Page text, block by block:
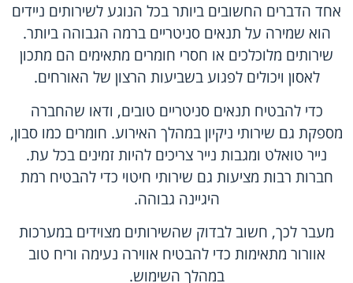
אחד הדברים החשובים ביותר בכל הנוגע לשירותים ניידים
הוא שמירה על תנאים סניטריים ברמה הגבוהה ביותר.
שירותים מלוכלכים או חסרי חומרים מתאימים הם מתכון
לאסון ויכולים לפגוע בשביעות הרצון של האורחים.
כדי להבטיח תנאים סניטריים טובים, ודאו שהחברה
מספקת גם שירותי ניקיון במהלך האירוע. חומרים כמו סבון,
נייר טואלט ומגבות נייר צריכים להיות זמינים בכל עת.
חברות רבות מציעות גם שירותי חיטוי כדי להבטיח רמת
היגיינה גבוהה.
מעבר לכך, חשוב לבדוק שהשירותים מצוידים במערכות
אוורור מתאימות כדי להבטיח אווירה נעימה וריח טוב
במהלך השימוש.